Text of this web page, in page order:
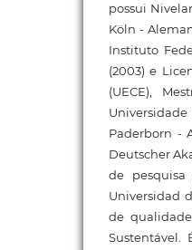
possui
Köln -
Instituto
(2003) e
(UECE),
Universidade
Paderborn -
Deutscher
de pesquisa
Universidad
de
Sustentável.